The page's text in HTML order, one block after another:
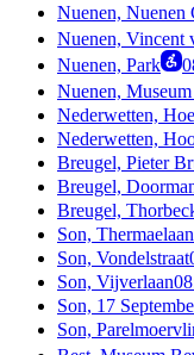
Nuenen, Nuenen
Nuenen, Vincent
Nuenen, Park
Nuenen,
Nederwetten,
Nederwetten,
Breugel, Pieter
Breugel,
Breugel,
Son, Thermaelaan
Son, Vondelstraat
Son, Vijverlaan
Son, 17
Son,